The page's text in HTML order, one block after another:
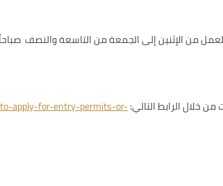
من الإثنين إلى الجمعة من التاسعة والنصف
خلال الرابط التالي:apply-for-entry-permits-or-